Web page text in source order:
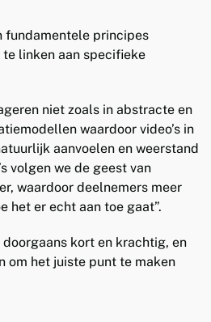
fundamentele principes
linken aan specifieke
niet zoals in abstracte en
waardoor video’s in
aanvoelen en weerstand
volgen we de geest van
waardoor deelnemers meer
het er echt aan toe gaat”.
doorgaans kort en krachtig, en
om het juiste punt te maken